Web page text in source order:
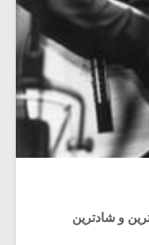
و شادترین